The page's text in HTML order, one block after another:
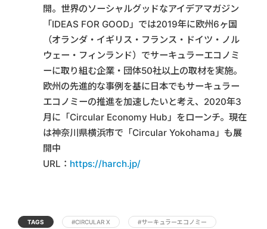
開。世界のソーシャルグッドなアイデアマガジン
「IDEAS FOR GOOD」では2019年に欧州6ヶ国
（オランダ・イギリス・フランス・ドイツ・ノル
ウェー・フィンランド）でサーキュラーエコノミ
ーに取り組む企業・団体50社以上の取材を実施。
欧州の先進的な事例を基に日本でもサーキュラー
エコノミーの推進を加速したいと考え、2020年3
月に「Circular Economy Hub」をローンチ。現在
は神奈川県横浜市で「Circular Yokohama」も展
開中
URL： https://harch.jp/
TAGS #CIRCULAR X #サーキュラーエコノミー